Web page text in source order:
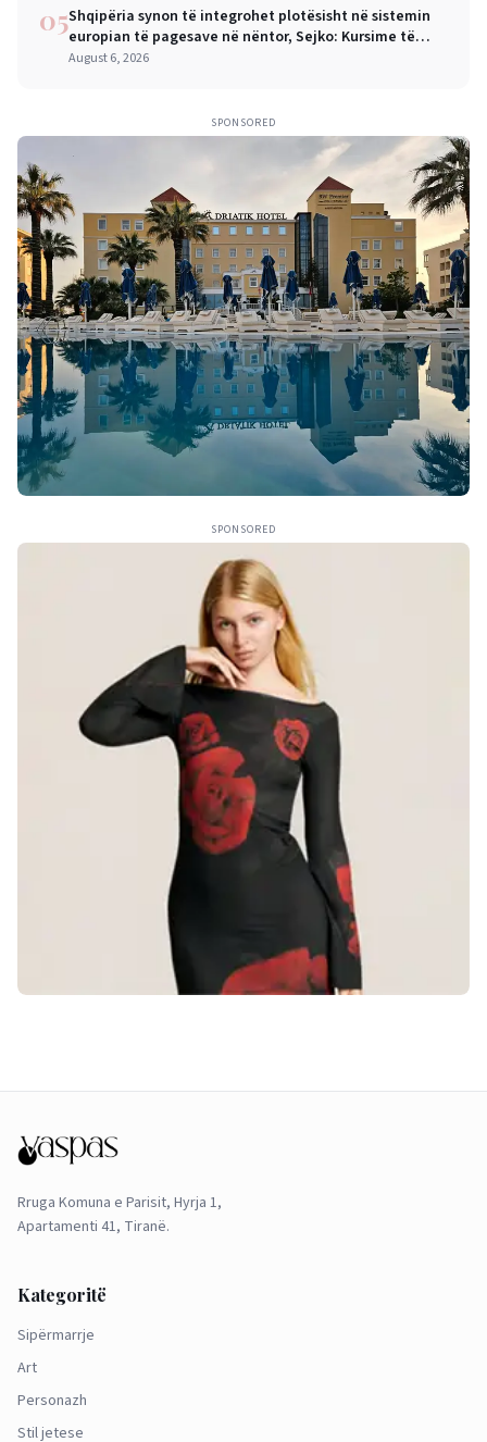
05Shqipëria synon të integrohet plotësisht në sistemin
europian të pagesave në nëntor, Sejko: Kursime të
mëdha për qytetarët dhe bizneset
August 6, 2026
SPONSORED
SPONSORED
Rruga Komuna e Parisit, Hyrja 1,
Apartamenti 41, Tiranë.
Kategoritë
Sipërmarrje
Art
Personazh
Stil jetese